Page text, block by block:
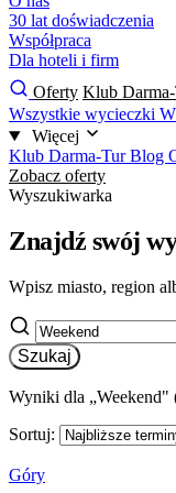
30 lat doświadczenia
Współpraca
Dla hoteli i firm
Oferty Klub
Wszystkie wycieczki
Więcej
Klub Darma-TurBlog
Zobacz oferty
Wyszukiwarka
Znajdź swój
Wpisz miasto, region
Szukaj
Wyniki dla „Weekend"
Sortuj:
Góry